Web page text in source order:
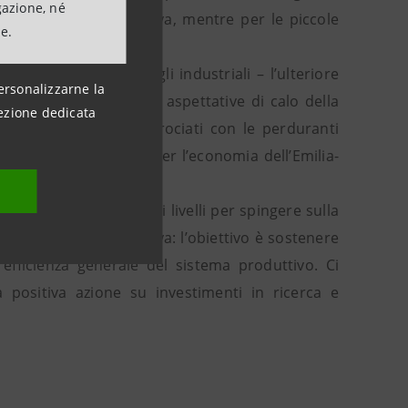
né
la
dedicata
crescita produttiva, mentre per le piccole
regionale degli industriali – l’ulteriore
del petrolio, le aspettative di calo della
crisi geopolitica, incrociati con le perduranti
preoccupazione per l’economia dell’Emilia-
azioni a tutti i livelli per spingere sulla
riflessiva: l’obiettivo è sostenere
generale del sistema produttivo. Ci
positiva azione su investimenti in ricerca e